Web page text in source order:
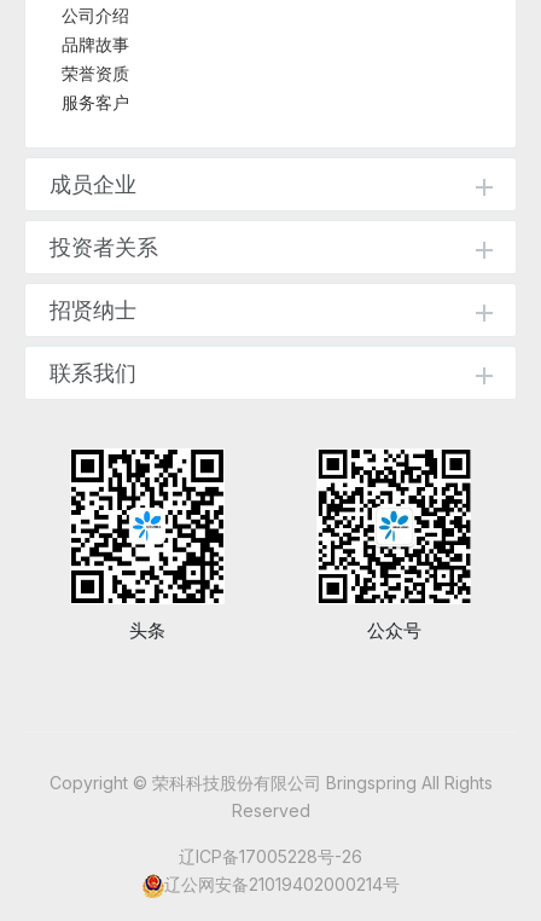
公司介绍
品牌故事
荣誉资质
服务客户
成员企业
投资者关系
招贤纳士
联系我们
头条 公众号
Copyright © 荣科科技股份有限公司 Bringspring All Rights
Reserved
辽ICP备17005228号-26
辽公网安备21019402000214号